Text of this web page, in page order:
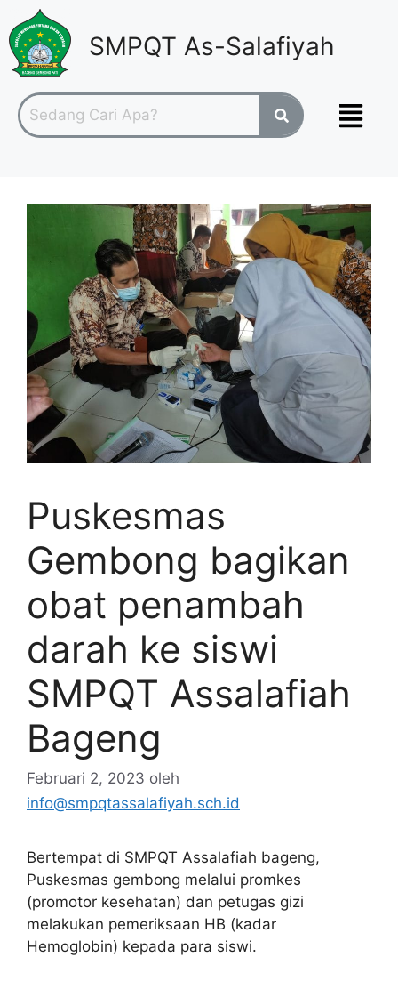
SMPQT As-Salafiyah
Puskesmas
Gembong bagikan
obat penambah
darah ke siswi
SMPQT Assalafiah
Bageng
Februari 2, 2023 oleh
info@smpqtassalafiyah.sch.id
Bertempat di SMPQT Assalafiah bageng,
Puskesmas gembong melalui promkes
(promotor kesehatan) dan petugas gizi
melakukan pemeriksaan HB (kadar
Hemoglobin) kepada para siswi.